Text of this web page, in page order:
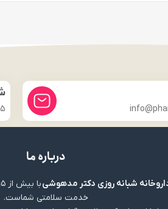
درباره ما
شبانه روزی دکتر مدهوشی
خدمت سلامتی شماست.